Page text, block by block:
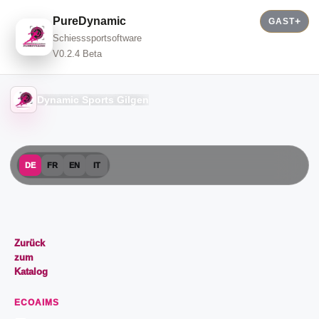
PureDynamic
Schiesssportsoftware
V0.2.4 Beta
GAST
Dynamic Sports Gilgen
DE FR EN IT
Zurück
zum
Katalog
ECOAIMS